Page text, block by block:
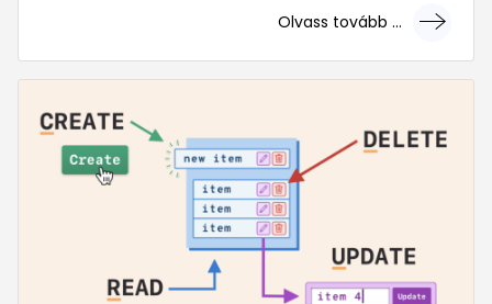
Olvass tovább ...
... mert megéri!